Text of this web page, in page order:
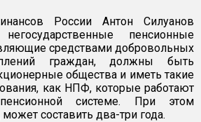
России Антон Силуанов
пенсионные
средствами добровольных
граждан, должны быть
общества и иметь такие
как НПФ, которые работают
системе. При этом
составить два-три года.